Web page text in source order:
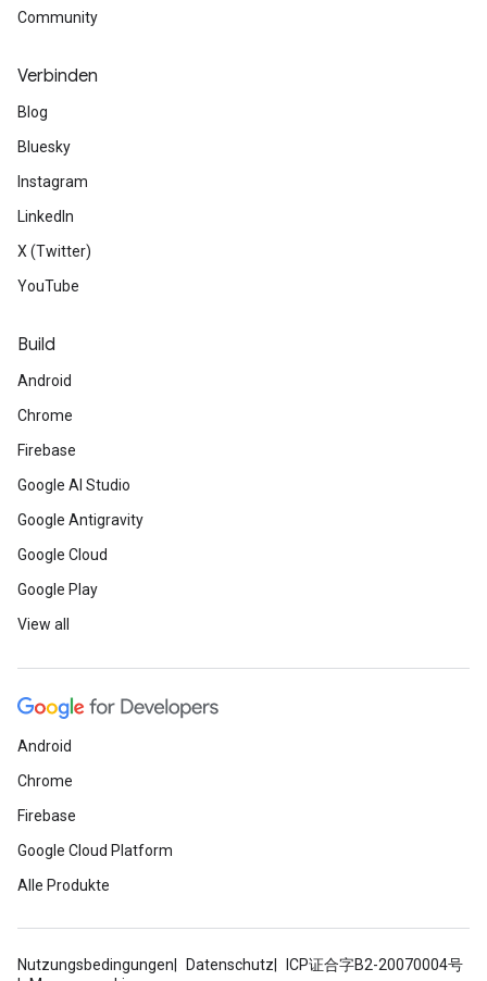
Community
Verbinden
Blog
Bluesky
Instagram
LinkedIn
X (Twitter)
YouTube
Build
Android
Chrome
Firebase
Google AI Studio
Google Antigravity
Google Cloud
Google Play
View all
Android
Chrome
Firebase
Google Cloud Platform
Alle Produkte
Nutzungsbedingungen Datenschutz
ICP证合字B2-20070004号